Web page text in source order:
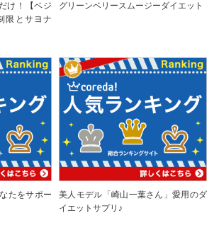
け！【ベジ
限とサヨナ
グリーンベリースムージーダイエット
たをサポー
美人モデル「崎山一葉さん」愛用のダ
イエットサプリ♪